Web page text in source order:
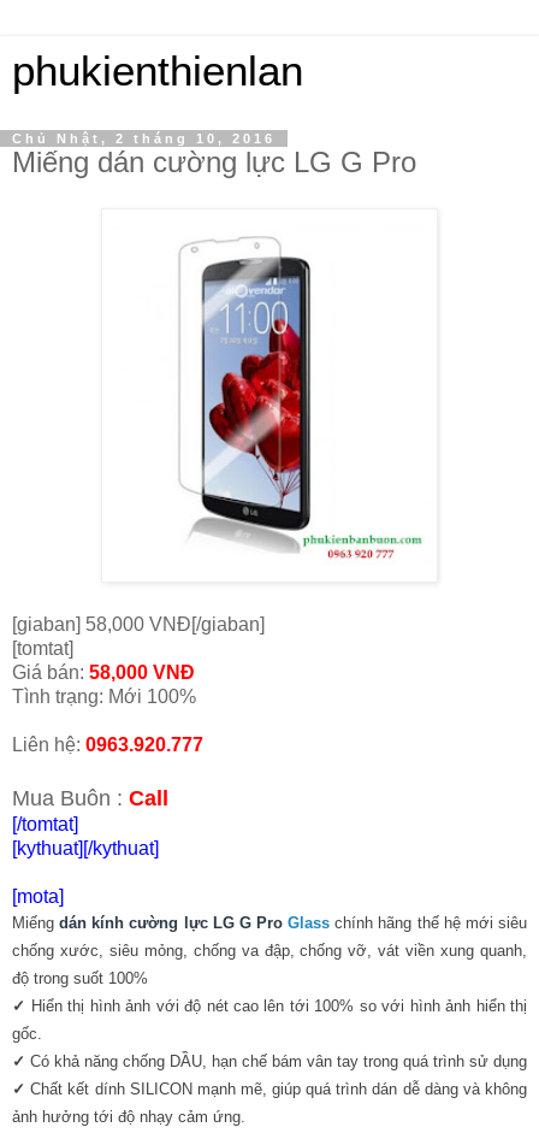
phukienthienlan
Chủ Nhật, 2 tháng 10, 2016
Miếng dán cường lực LG G Pro
[giaban] 58,000 VNĐ[/giaban]
[tomtat]
Giá bán: 58,000 VNĐ
Tình trạng: Mới 100%
Liên hệ: 0963.920.777
Mua Buôn : Call
[/tomtat]
[kythuat] [/kythuat]
[mota]
Miếngdán kính cường lực LG G Pro Glass chính hãng thế hệ mới siêu
chống xước, siêu mỏng, chống va đập, chống vỡ, vát viền xung quanh,
độ trong suốt 100%
✓ Hiển thị hình ảnh với độ nét cao lên tới 100% so với hình ảnh hiển thị
gốc.
✓ Có khả năng chống DẦU, hạn chế bám vân tay trong quá trình sử dụng
✓Chất kết dính SILICON mạnh mẽ, giúp quá trình dán dễ dàng và không
ảnh hưởng tới độ nhạy cảm ứng.